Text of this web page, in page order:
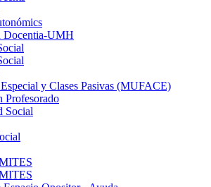
Docentia-UMH
y Clases Pasivas (MUFACE)
Profesorado
Social